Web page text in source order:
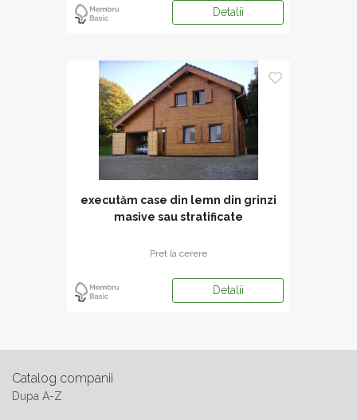
Detalii
executăm case din lemn din grinzi
masive sau stratificate
Pret la cerere
Detalii
Catalog companii
Dupa A-Z